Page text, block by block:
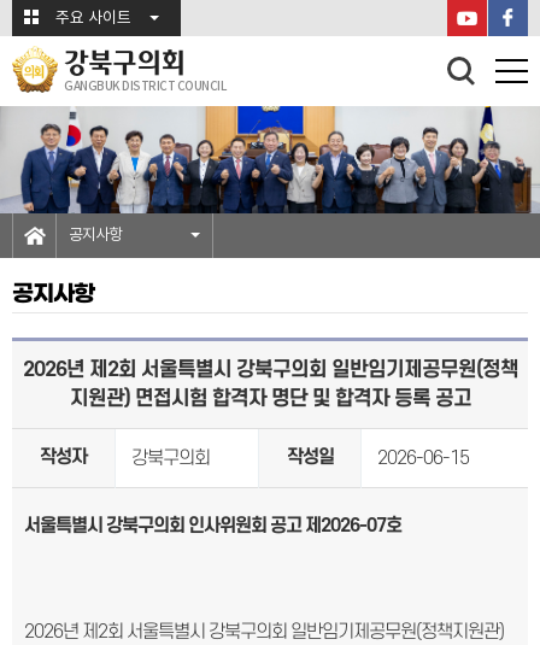
본문바로가기주요 사이트
강북구의회
GANGBUK DISTRICT COUNCIL
공지사항
공지사항
2026년 제2회 서울특별시 강북구의회 일반임기제공무원(정책
지원관) 면접시험 합격자 명단 및 합격자 등록 공고
작성자 강북구의회 작성일 2026-06-15
서울특별시 강북구의회 인사위원회 공고 제 2026-07호
2026년 제2회 서울특별시 강북구의회 일반임기제공무원(정책지원관)